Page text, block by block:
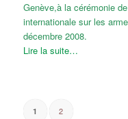
Genève,à la cérémonie
internationale sur les
décembre 2008.
Lire la suite…
1 2